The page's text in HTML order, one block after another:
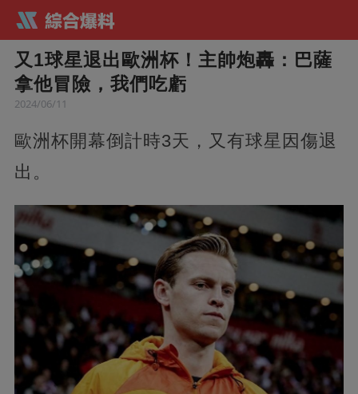
又1球星退出歐洲杯！主帥炮轟：巴薩
拿他冒險，我們吃虧
2024/06/11
歐洲杯開幕倒計時3天，又有球星因傷退
出。